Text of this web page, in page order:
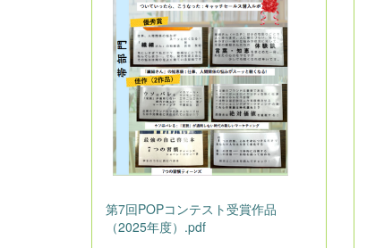
第7回POPコンテスト受賞作品
（2025年度）.pdf